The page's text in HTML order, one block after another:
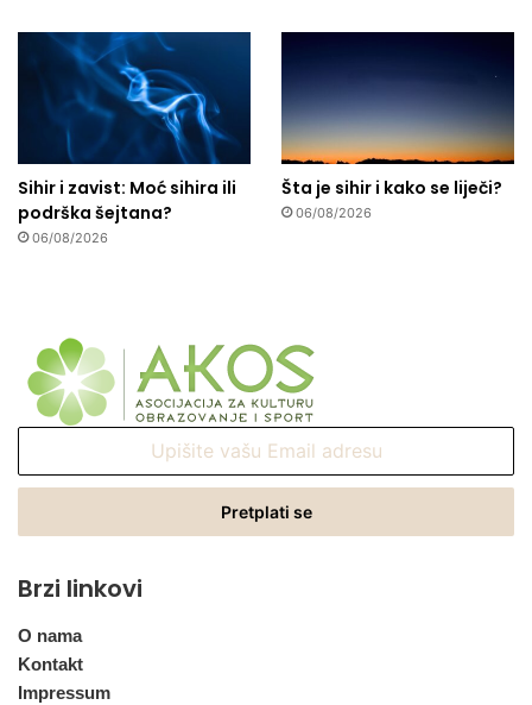
Sihir i zavist: Moć sihira ili
podrška šejtana?
06/08/2026
Šta je sihir i kako se liječi?
06/08/2026
Email
Brzi linkovi
O nama
Kontakt
Impressum